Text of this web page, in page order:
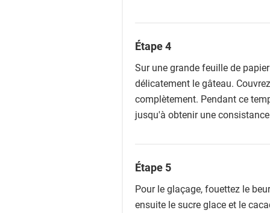
Étape 4
Sur une grande feuille de
délicatement le gâteau.
complètement. Pendant ce
jusqu'à obtenir une
Étape 5
Pour le glaçage, fouettez le
ensuite le sucre glace et le